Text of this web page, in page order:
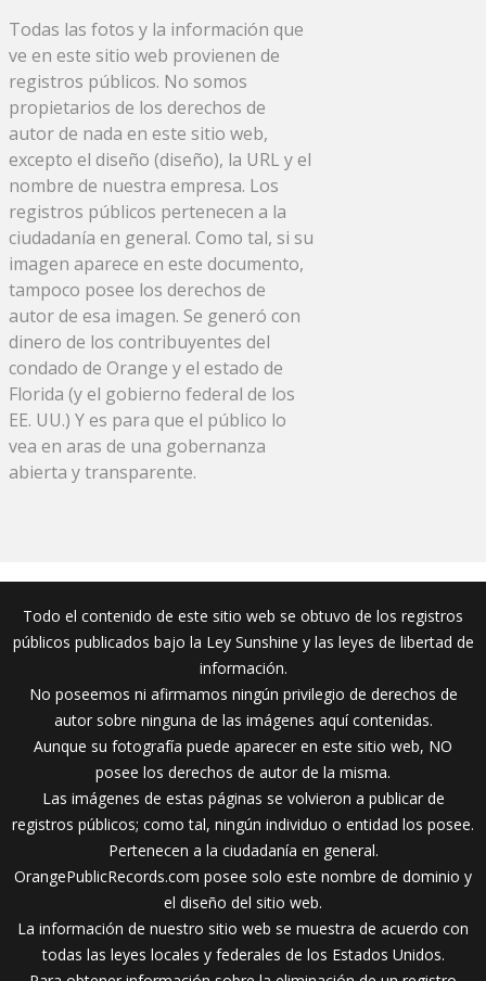
Todas las fotos y la información que
ve en este sitio web provienen de
registros públicos. No somos
propietarios de los derechos de
autor de nada en este sitio web,
excepto el diseño (diseño), la URL y el
nombre de nuestra empresa. Los
registros públicos pertenecen a la
ciudadanía en general. Como tal, si su
imagen aparece en este documento,
tampoco posee los derechos de
autor de esa imagen. Se generó con
dinero de los contribuyentes del
condado de Orange y el estado de
Florida (y el gobierno federal de los
EE. UU.) Y es para que el público lo
vea en aras de una gobernanza
abierta y transparente.
Todo el contenido de este sitio web se obtuvo de los registros
públicos publicados bajo la Ley Sunshine y las leyes de libertad de
información.
No poseemos ni afirmamos ningún privilegio de derechos de
autor sobre ninguna de las imágenes aquí contenidas.
Aunque su fotografía puede aparecer en este sitio web, NO
posee los derechos de autor de la misma.
Las imágenes de estas páginas se volvieron a publicar de
registros públicos; como tal, ningún individuo o entidad los posee.
Pertenecen a la ciudadanía en general.
OrangePublicRecords.com posee solo este nombre de dominio y
el diseño del sitio web.
La información de nuestro sitio web se muestra de acuerdo con
todas las leyes locales y federales de los Estados Unidos.